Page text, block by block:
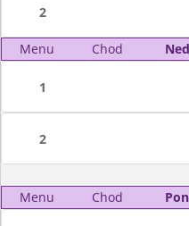
2
Menu Chod
1
2
Menu Chod